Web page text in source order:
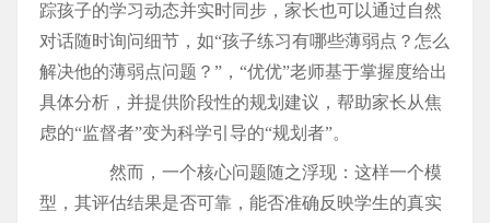
踪孩子的学习动态并实时同步，家长也可以通过自然
对话随时询问细节，如“孩子练习有哪些薄弱点？怎么
解决他的薄弱点问题？”，“优优”老师基于掌握度给出
具体分析，并提供阶段性的规划建议，帮助家长从焦
虑的“监督者”变为科学引导的“规划者”。
然而，一个核心问题随之浮现：这样一个模
型，其评估结果是否可靠，能否准确反映学生的真实